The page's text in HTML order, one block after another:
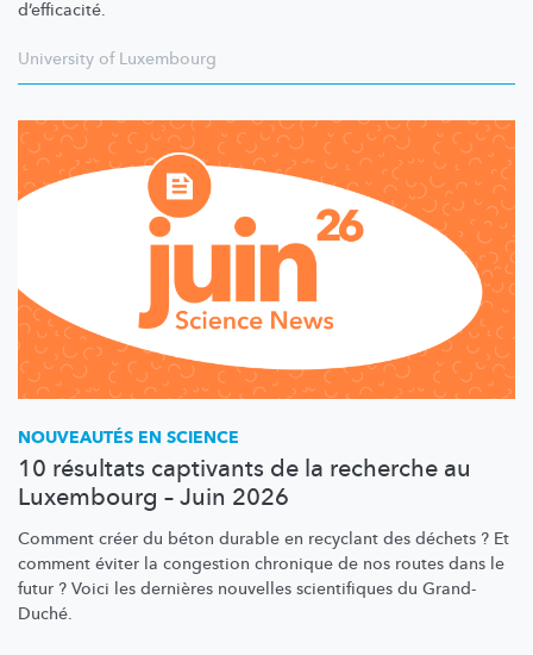
d’efficacité.
University of Luxembourg
NOUVEAUTÉS EN SCIENCE
10 résultats captivants de la recherche au
Luxembourg – Juin 2026
Comment créer du béton durable en recyclant des déchets ? Et
comment éviter la congestion chronique de nos routes dans le
futur ? Voici les dernières nouvelles scientifiques du Grand-
Duché.